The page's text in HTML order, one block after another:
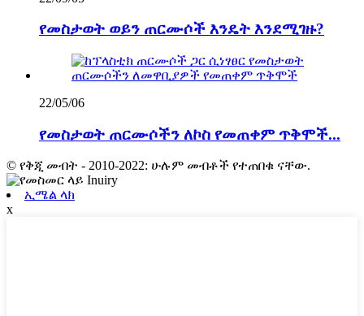
የመስታወት ወይን ጠርሙሶች እንዴት እንደሚገዙ?
22/05/06
የመስታወት ጠርሙሶችን ለኮስ የመጠቀም ጥቅሞች...
© የቅጂ መብት - 2010-2022: ሁሉም መብቶች የተጠበቁ ናቸው.
ኢሜል ላክ
x